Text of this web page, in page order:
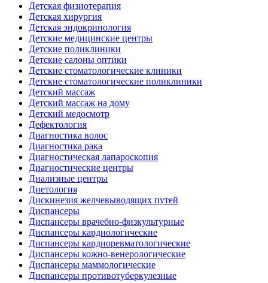
Детская физиотерапия
Детская хирургия
Детская эндокринология
Детские медицинские центры
Детские поликлиники
Детские салоны оптики
Детские стоматологические клиники
Детские стоматологические поликлиники
Детский массаж
Детский массаж на дому
Детский медосмотр
Дефектология
Диагностика волос
Диагностика рака
Диагностическая лапароскопия
Диагностические центры
Диализные центры
Диетология
Дискинезия желчевыводящих путей
Диспансеры
Диспансеры врачебно-физкультурные
Диспансеры кардиологические
Диспансеры кардиоревматологические
Диспансеры кожно-венерологические
Диспансеры маммологические
Диспансеры противотуберкулезные